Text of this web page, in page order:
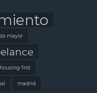
mayor
housing first
madrid